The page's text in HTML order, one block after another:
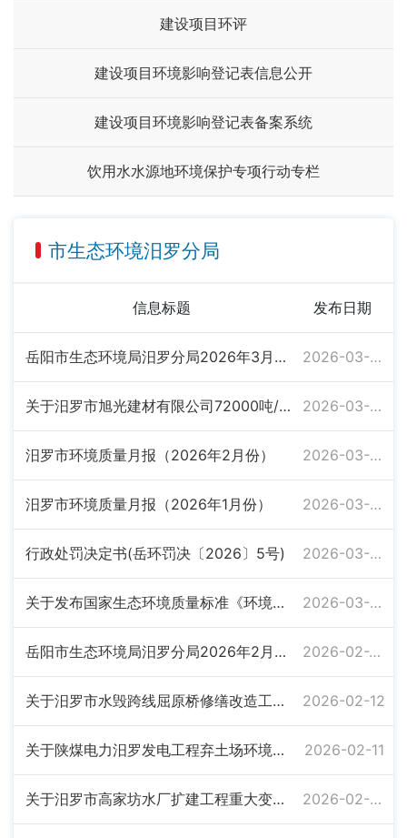
建设项目环评
建设项目环境影响登记表信息公开
建设项目环境影响登记表备案系统
饮用水水源地环境保护专项行动专栏
市生态环境汨罗分局
信息标题 发布日期
岳阳市生态环境局汨罗分局2026年3月9日拟审批建设项目环境影响评价文件公示 2026-03-09
关于汨罗市旭光建材有限公司72000吨/年石墨负极新材料生料煅烧技改项目环境影响报告表的批复 2026-03-06
汨罗市环境质量月报（2026年2月份） 2026-03-06
汨罗市环境质量月报（2026年1月份） 2026-03-06
行政处罚决定书(岳环罚决〔2026〕5号) 2026-03-04
关于发布国家生态环境质量标准《环境空气质量标准》的公告 2026-03-02
岳阳市生态环境局汨罗分局2026年2月26日拟审批建设项目环境影响评价文件公示 2026-02-26
关于汨罗市水毁跨线屈原桥修缮改造工程环境影响报告表的批复 2026-02-12
关于陕煤电力汨罗发电工程弃土场环境影响报告表的批复 2026-02-11
关于汨罗市高家坊水厂扩建工程重大变动项目环境影响报告表的批复 2026-02-09